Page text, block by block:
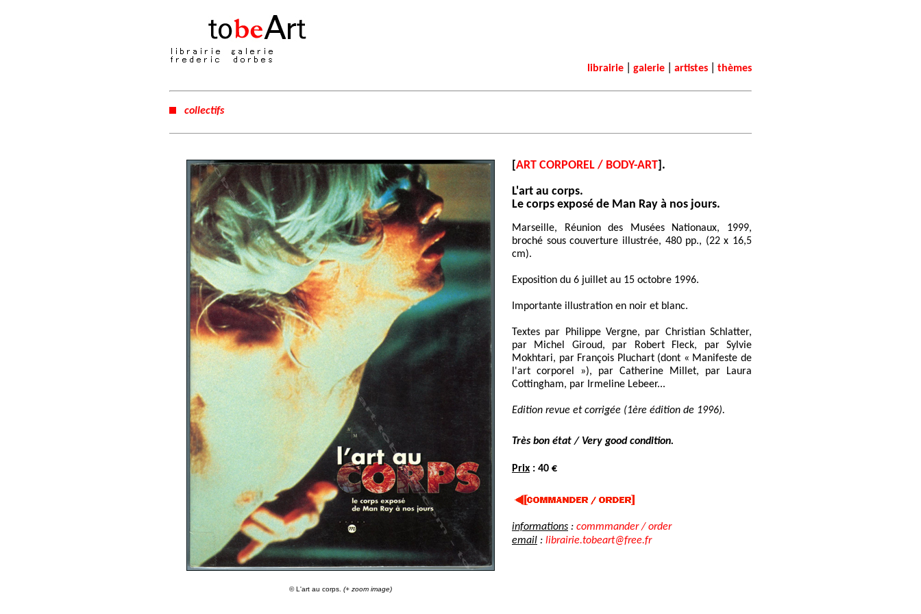
librairie galerie artistes thèmes
collectifs
© L'art au corps. (+ zoom image)
[ART CORPOREL / BODY-ART].
L'art au corps.
Le corps exposé de Man Ray à nos jours.
Marseille, Réunion des Musées Nationaux, 1999,
broché sous couverture illustrée, 480 pp., (22 x 16,5
cm).
Exposition du 6 juillet au 15 octobre 1996.
Importante illustration en noir et blanc.
Textes par Philippe Vergne, par Christian Schlatter,
par Michel Giroud, par Robert Fleck, par Sylvie
Mokhtari, par François Pluchart (dont « Manifeste de
l'art corporel »), par Catherine Millet, par Laura
Cottingham, par Irmeline Lebeer...
Edition revue et corrigée (1ère édition de 1996).
Très bon état / Very good condition.
Prix : 40 €
informations : commmander / order
email : librairie.tobeart@free.fr